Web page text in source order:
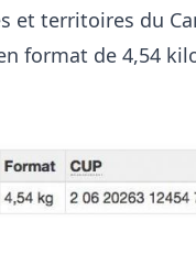
et territoires du
format de 4,54